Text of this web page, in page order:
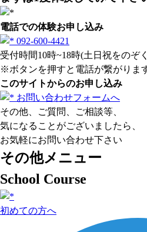
電話での体験お申し込み
092-600-4421
受付時間10時~18時(土日祝をのぞ
※ボタンを押すと電話が繋がりま
このサイトからのお申し込み
お問い合わせフォームへ
その他、ご質問、ご相談等、
気になることがございましたら、
お気軽にお問い合わせ下さい
その他メニュー
School Course
初めての方へ